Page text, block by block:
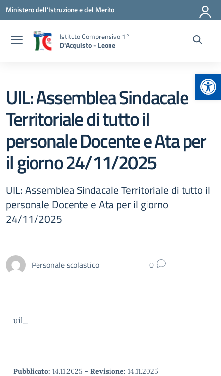
Vai ai contenuti
Vai al menu di navigazione
Vai al footer
Ministero dell'Istruzione e del Merito
Istituto Comprensivo 1°
D'Acquisto - Leone
UIL: Assemblea Sindacale
Territoriale di tutto il
personale Docente e Ata per
il giorno 24/11/2025
UIL: Assemblea Sindacale Territoriale di tutto il
personale Docente e Ata per il giorno
24/11/2025
Personale scolastico 0
uil_
Pubblicato: 14.11.2025 - Revisione: 14.11.2025